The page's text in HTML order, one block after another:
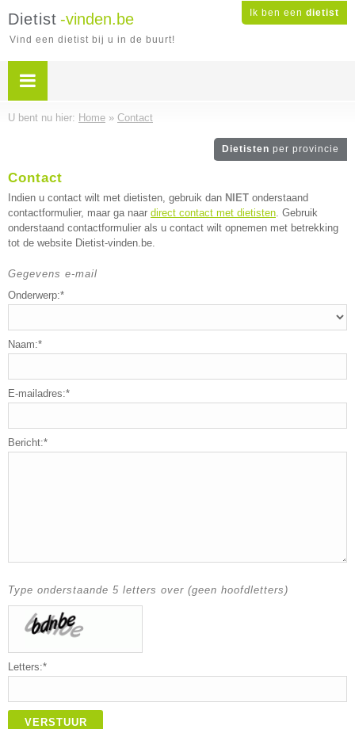
Ik ben een dietist
Dietist -vinden.be
Vind een dietist bij u in de buurt!
U bent nu hier: Home » Contact
Dietisten per provincie
Contact
Indien u contact wilt met dietisten, gebruik dan NIET onderstaand
contactformulier, maar ga naar direct contact met dietisten. Gebruik
onderstaand contactformulier als u contact wilt opnemen met betrekking
tot de website Dietist-vinden.be.
Gegevens e-mail
Onderwerp:*
Naam:*
E-mailadres:*
Bericht:*
Type onderstaande 5 letters over (geen hoofdletters)
Letters:*
VERSTUUR